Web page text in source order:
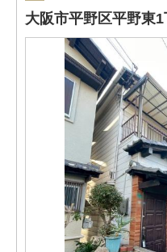
大阪市平野区平野